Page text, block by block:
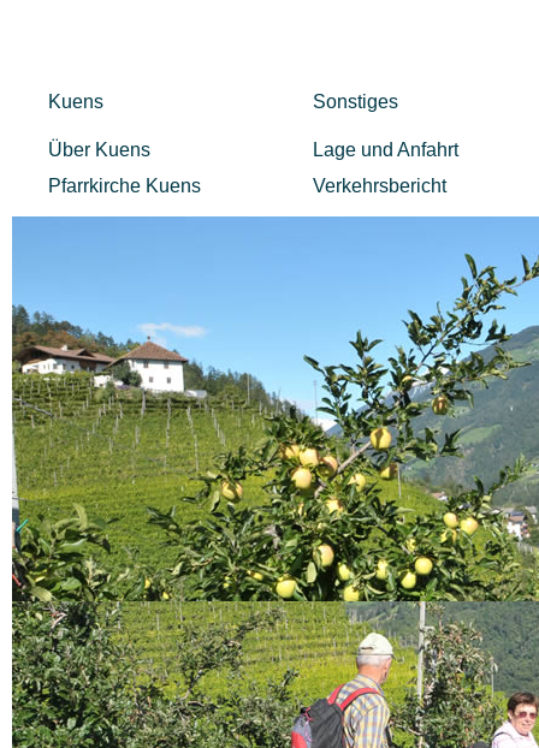
Kuens
Über Kuens
Pfarrkirche Kuens
Sonstiges
Lage und Anfahrt
Verkehrsbericht